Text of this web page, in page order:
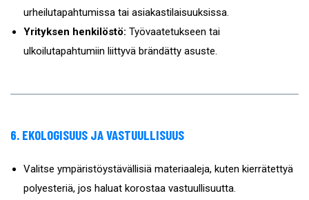
urheilutapahtumissa tai asiakastilaisuuksissa.
Yrityksen henkilöstö: Työvaatetukseen tai
ulkoilutapahtumiin liittyvä brändätty asuste.
6. EKOLOGISUUS JA VASTUULLISUUS
Valitse ympäristöystävällisiä materiaaleja, kuten kierrätettyä
polyesteriä, jos haluat korostaa vastuullisuutta.